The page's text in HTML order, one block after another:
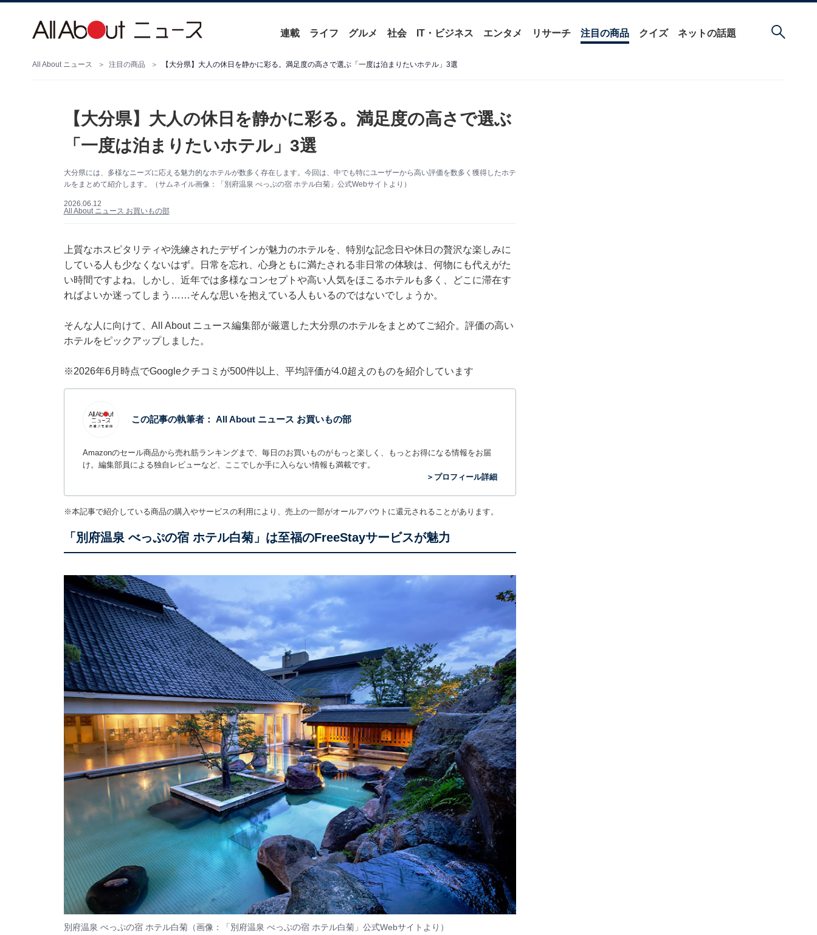
連載 ライフ グルメ 社会 IT・ビジネス エンタメ リサーチ 注目の商品 クイズ ネットの話題
All About ニュース 注目の商品 【大分県】大人の休日を静かに彩る。満足度の高さで選ぶ「一度は泊まりたいホテル」3選
【大分県】大人の休日を静かに彩る。満足度の高さで選ぶ
「一度は泊まりたいホテル」3選
大分県には、多様なニーズに応える魅力的なホテルが数多く存在します。今回は、中でも特にユーザーから高い評価を数多く獲得したホテ
ルをまとめて紹介します。（サムネイル画像：「別府温泉 べっぷの宿 ホテル白菊」公式Webサイトより）
2026.06.12
All About ニュース お買いもの部
上質なホスピタリティや洗練されたデザインが魅力のホテルを、特別な記念日や休日の贅沢な楽しみに
している人も少なくないはず。日常を忘れ、心身ともに満たされる非日常の体験は、何物にも代えがた
い時間ですよね。しかし、近年では多様なコンセプトや高い人気をほこるホテルも多く、どこに滞在す
ればよいか迷ってしまう……そんな思いを抱えている人もいるのではないでしょうか。
そんな人に向けて、All About ニュース編集部が厳選した大分県のホテルをまとめてご紹介。評価の高い
ホテルをピックアップしました。
※2026年6月時点でGoogleクチコミが500件以上、平均評価が4.0超えのものを紹介しています
この記事の執筆者： All About ニュース お買いもの部
Amazonのセール商品から売れ筋ランキングまで、毎日のお買いものがもっと楽しく、もっとお得になる情報をお届
け。編集部員による独自レビューなど、ここでしか手に入らない情報も満載です。
＞プロフィール詳細
※本記事で紹介している商品の購入やサービスの利用により、売上の一部がオールアバウトに還元されることがあります。
「別府温泉 べっぷの宿 ホテル白菊」は至福のFreeStayサービスが魅力
別府温泉 べっぷの宿 ホテル白菊（画像：「別府温泉 べっぷの宿 ホテル白菊」公式Webサイトより）